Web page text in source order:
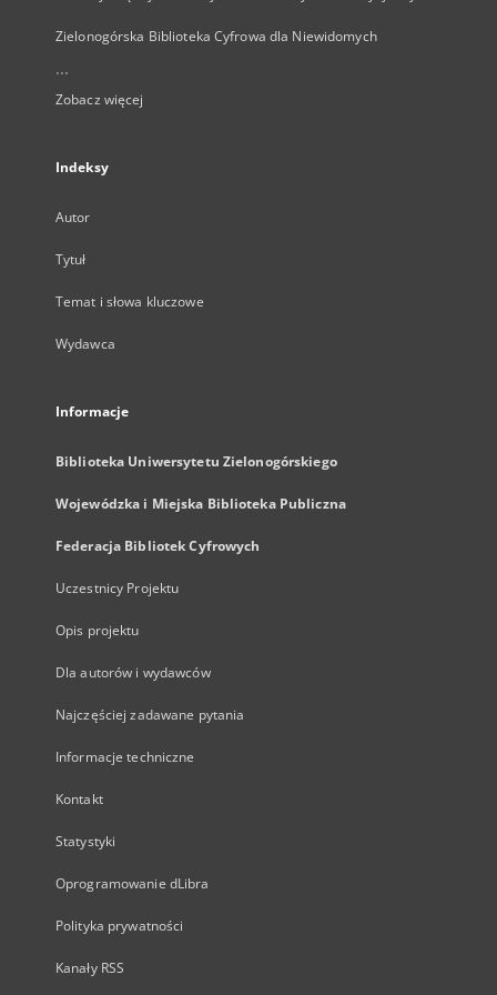
Zielonogórska Biblioteka Cyfrowa dla Niewidomych
...
Zobacz więcej
Indeksy
Autor
Tytuł
Temat i słowa kluczowe
Wydawca
Informacje
Biblioteka Uniwersytetu Zielonogórskiego
Wojewódzka i Miejska Biblioteka Publiczna
Federacja Bibliotek Cyfrowych
Uczestnicy Projektu
Opis projektu
Dla autorów i wydawców
Najczęściej zadawane pytania
Informacje techniczne
Kontakt
Statystyki
Oprogramowanie dLibra
Polityka prywatności
Kanały RSS